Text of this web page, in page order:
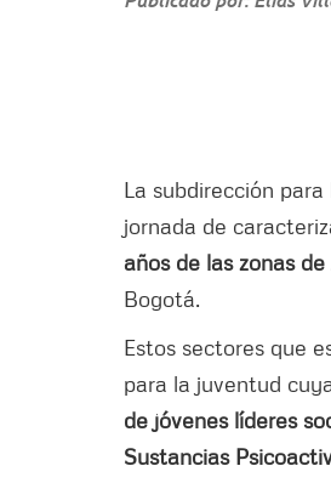
La subdirección
jornada de
años de las zonas
Bogotá.
Estos sectores que
para la juventud
de jóvenes líderes
Sustancias